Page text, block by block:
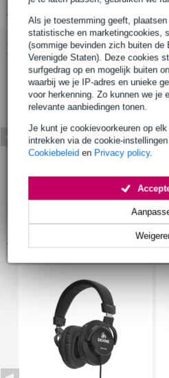
Als je toestemming geeft,
statistische en marketingcookies,
(sommige bevinden zich buiten de
Verenigde Staten). Deze cookies
surfgedrag op en mogelijk buiten
waarbij we je IP-adres en unieke
voor herkenning. Zo kunnen we je
relevante aanbiedingen tonen.
Je kunt je cookievoorkeuren op
intrekken via de cookie-
Cookiebeleid en Privacy policy.
Bekijk ook eens (1)